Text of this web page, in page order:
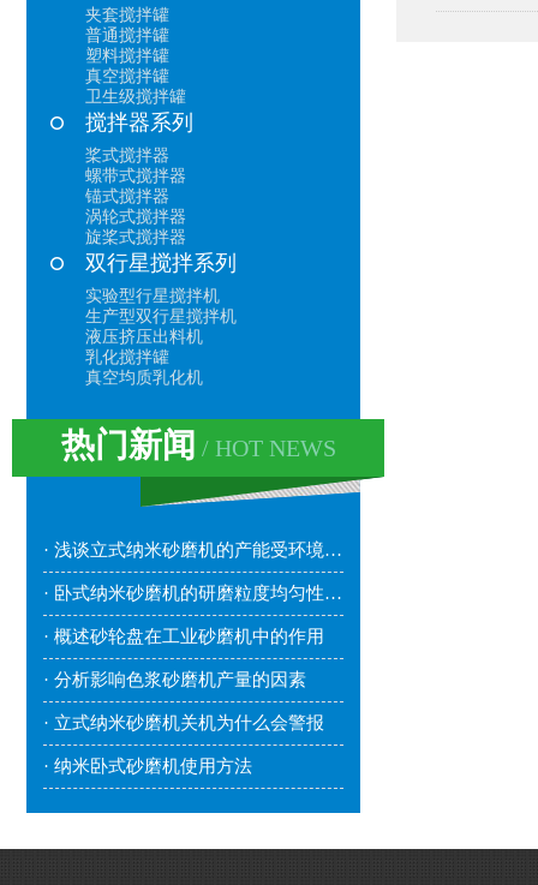
夹套搅拌罐
普通搅拌罐
塑料搅拌罐
真空搅拌罐
卫生级搅拌罐
搅拌器系列
桨式搅拌器
螺带式搅拌器
锚式搅拌器
涡轮式搅拌器
旋桨式搅拌器
双行星搅拌系列
实验型行星搅拌机
生产型双行星搅拌机
液压挤压出料机
乳化搅拌罐
真空均质乳化机
热门新闻 / HOT NEWS
· 浅谈立式纳米砂磨机的产能受环境因素影响吗？
· 卧式纳米砂磨机的研磨粒度均匀性较好
· 概述砂轮盘在工业砂磨机中的作用
· 分析影响色浆砂磨机产量的因素
· 立式纳米砂磨机关机为什么会警报
· 纳米卧式砂磨机使用方法